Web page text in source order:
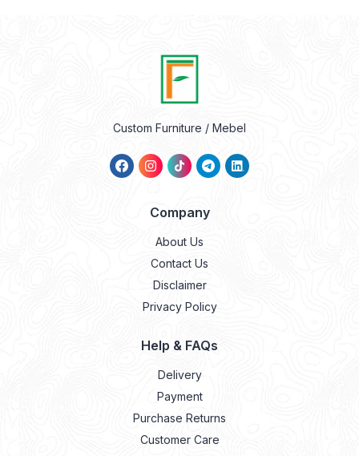
Custom Furniture / Mebel
Company
About Us
Contact Us
Disclaimer
Privacy Policy
Help & FAQs
Delivery
Payment
Purchase Returns
Customer Care